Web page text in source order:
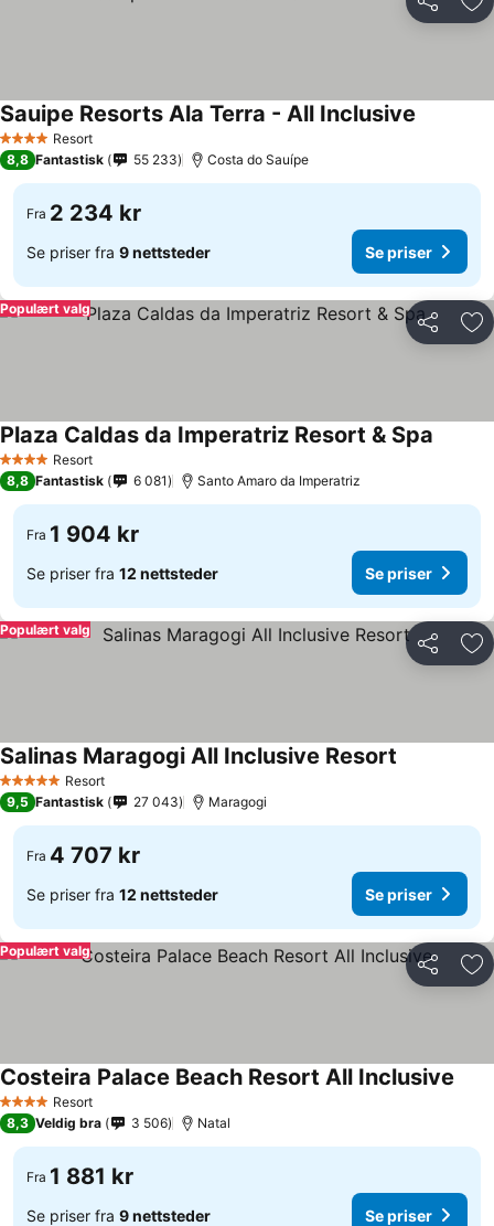
Del
4 StjernerResort
Sauipe Resorts Ala Terra - All Inclusive
8,8 Fantastisk 55 233 Costa do Sauípe
Fra 2 234 kr
Se priser fra 9 nettsteder Se priser
Del
Populært valg
4 StjernerResort
Plaza Caldas da Imperatriz Resort & Spa
8,8 Fantastisk 6 081 Santo Amaro da Imperatriz
Fra 1 904 kr
Se priser fra 12 nettsteder Se priser
Del
Populært valg
5 Stjerner Resort
Salinas Maragogi All Inclusive Resort
9,5 Fantastisk 27 043 Maragogi
Fra 4 707 kr
Se priser fra 12 nettsteder Se priser
Del
Populært valg
4 StjernerResort
Costeira Palace Beach Resort All Inclusive
8,3 Veldig bra 3 506 Natal
Fra 1 881 kr
Se priser fra 9 nettsteder Se priser